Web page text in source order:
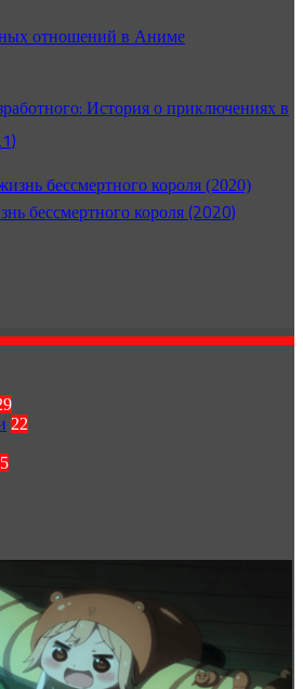
отношений в Аниме
История о приключениях в
бессмертного короля (2020)
22
5